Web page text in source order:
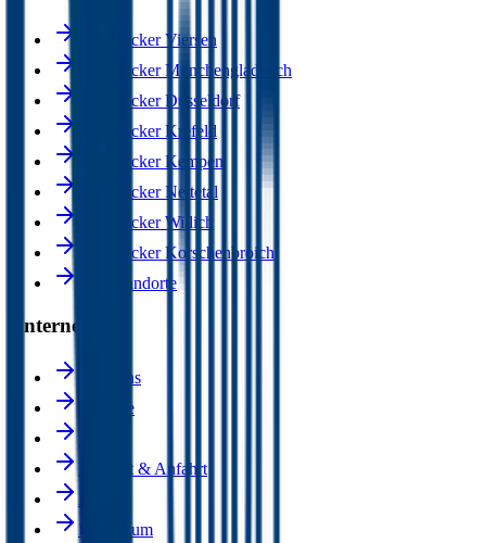
Dachdecker Viersen
Dachdecker Mönchengladbach
Dachdecker Düsseldorf
Dachdecker Krefeld
Dachdecker Kempen
Dachdecker Nettetal
Dachdecker Willich
Dachdecker Korschenbroich
Alle Standorte
Unternehmen
Über uns
Karriere
Kontakt & Anfahrt
Impressum